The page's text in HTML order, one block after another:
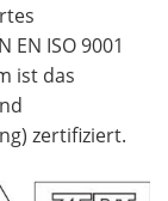
ISO 9001
ist das
zertifiziert.